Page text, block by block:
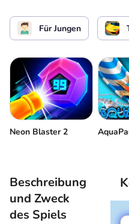
Autofahren oder
Für Jungen
Neon Blaster 2
Beschreibung
und Zweck
des Spiels